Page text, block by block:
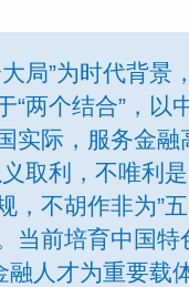
局”为时代背景
“两个结合”，以
实际，服务金
取利，不唯利
，不胡作非为”
当前培育中国特
融人才为重要载